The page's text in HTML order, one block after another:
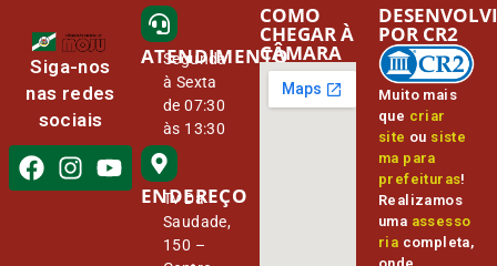
Siga-nos
nas redes
sociais
ATENDIMENTO
Segunda
à Sexta
de 07:30
às 13:30
ENDEREÇO
Tv Da
Saudade,
150 –
COMO
CHEGAR À
CÂMARA
Muito mais
que criar
site ou siste
ma para
prefeituras!
Realizamos
uma assesso
ria completa,
POR CR2